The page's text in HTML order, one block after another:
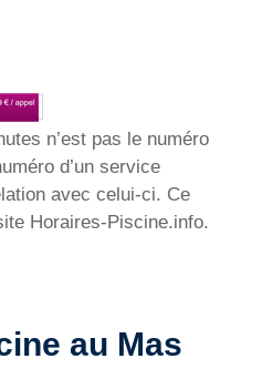
n’est pas le numéro
d’un service
avec celui-ci. Ce
Horaires-Piscine.info.
au Mas